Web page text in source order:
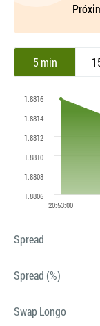
5 min
Spread
Spread (%)
Swap Longo